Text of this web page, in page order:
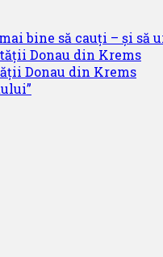
bine să cauți – și să
Donau din Krems
Donau din Krems